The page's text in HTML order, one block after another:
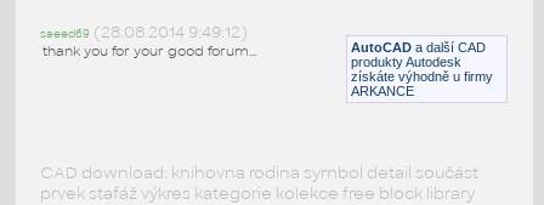
DWG Konstrukční detailyAutoCAD a další CAD
produkty Autodesk
získáte výhodně u firmy
ARKANCE
saeed69 (28.08.2014 9:49:12)
thank you for your good forum...
CAD download: knihovna rodina symbol detail součást
prvek stafáž výkres kategorie kolekce free block library